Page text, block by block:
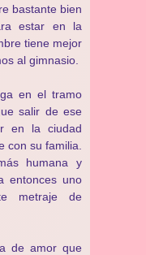
bastante bien
estar en la
tiene mejor
al gimnasio.
en el tramo
salir de ese
en la ciudad
con su familia.
humana y
entonces uno
metraje de
de amor que